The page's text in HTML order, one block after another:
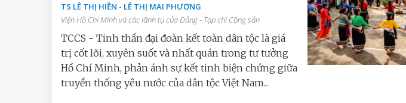
TS LÊ THỊ HIỀN - LÊ THỊ MAI PHƯƠNG
Viện Hồ Chí Minh và các lãnh tụ của Đảng - Tạp chí Cộng sản
TCCS - Tinh thần đại đoàn kết toàn dân tộc là giá
trị cốt lõi, xuyên suốt và nhất quán trong tư tưởng
Hồ Chí Minh, phản ánh sự kết tinh biện chứng giữa
truyền thống yêu nước của dân tộc Việt Nam...